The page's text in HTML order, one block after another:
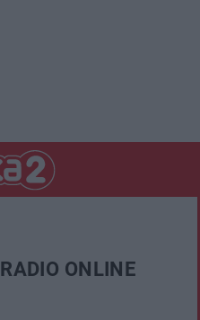
RADIO ONLINE